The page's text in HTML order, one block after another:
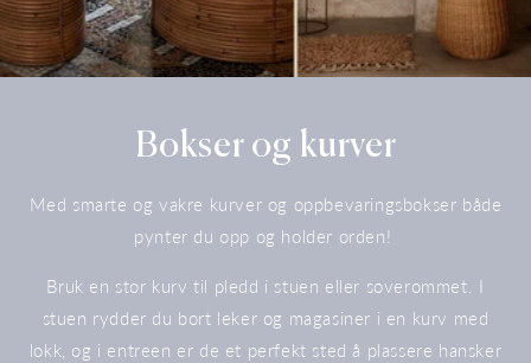
Samling:
Bokser og kurver
Med smarte og vakre kurver og oppbevaringsbokser både
pynter du opp og holder orden!
Bruk en stor kurv til pledd i stuen eller soverommet. I
stuen rydder du bort leker og magasiner i en kurv med
lokk, og i entreen er de et perfekt sted å plassere hansker